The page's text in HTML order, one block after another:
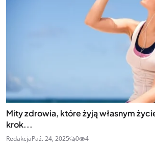
Mity zdrowia, które żyją własnym
krok...
RedakcjaPaź. 24, 2025 0 4